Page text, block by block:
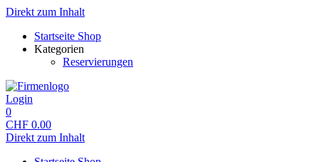
Direkt zum Inhalt
Startseite Shop
Kategorien
Reservierungen
Login
0
CHF 0.00
Direkt zum Inhalt